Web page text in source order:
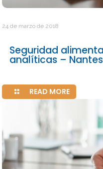
24 de marzo de 2018
Seguridad
analíticas – Nantes
READ MORE